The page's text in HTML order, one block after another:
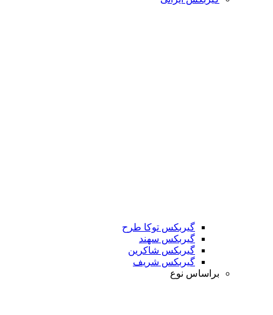
گیربکس توکا طرح
گیربکس سهند
گیربکس شاکرین
گیربکس شریف
براساس نوع